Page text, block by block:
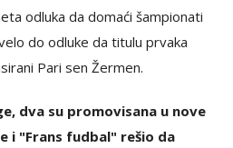
odluka da domaći šampionati
do odluke da titulu prvaka
Pari sen Žermen.
dva su promovisana u nove
i "Frans fudbal" rešio da